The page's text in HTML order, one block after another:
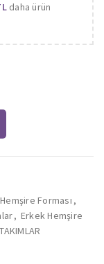
daha ürün
Forması ,
, Erkek Hemşire